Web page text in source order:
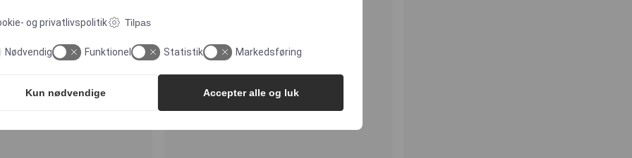
og privatlivspolitik Tilpas
Nødvendig Funktionel Statistik Markedsføring
Kun nødvendige Accepter alle og luk